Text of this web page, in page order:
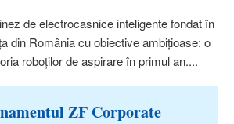
de electrocasnice inteligente fondat în
din România cu obiective ambiţioase: o
roboţilor de aspirare în primul an....
ZF Corporate